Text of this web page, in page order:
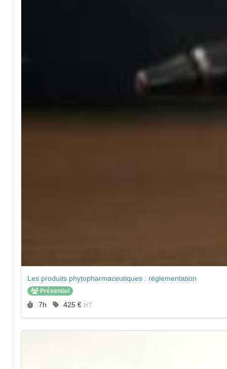
Les produits phytopharmaceutiques : réglementation
Présentiel
Durée :
7h Prix :
425 € HT